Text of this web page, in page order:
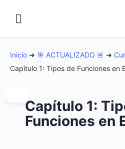
Inicio ➜ 🎯 ACTUALIZADO 🚨 ➜
Capítulo 1: Tipos de Funciones en
Capítulo 1:
Funciones en